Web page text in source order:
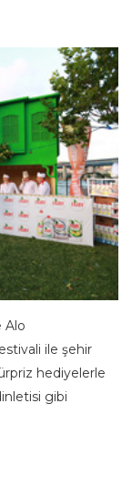
Alo
ile şehir
hediyelerle
gibi